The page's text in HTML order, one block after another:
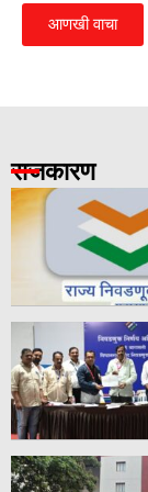
आणखी वाचा
राजकारण